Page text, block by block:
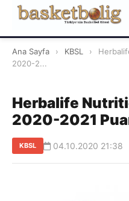
Ana Sayfa › KBSL ›
2020-2...
Herbalife
2020-2021
KBSL 04.10.2020 21:38